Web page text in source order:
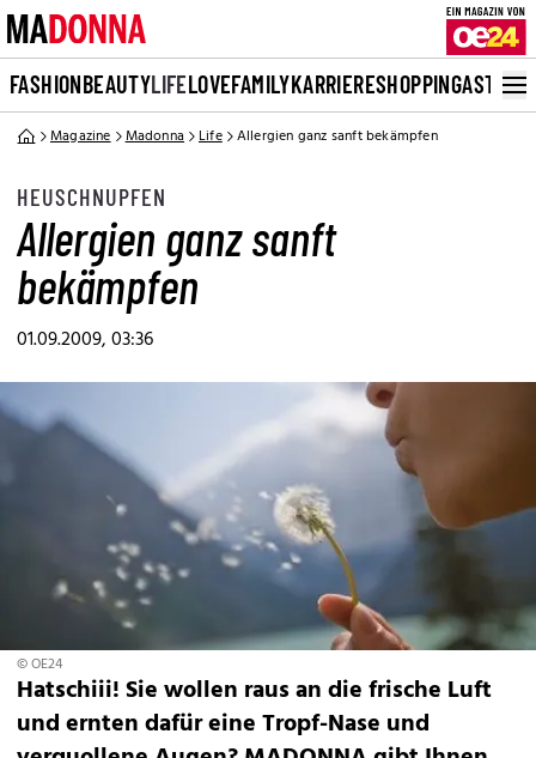
FASHIONBEAUTYLIFELOVEFAMILYKARRIERESHOPPINGASTRO
Magazine Madonna Life Allergien ganz sanft bekämpfen
HEUSCHNUPFEN
Allergien ganz sanft
bekämpfen
01.09.2009, 03:36
© OE24
Hatschiii! Sie wollen raus an die frische Luft
und ernten dafür eine Tropf-Nase und